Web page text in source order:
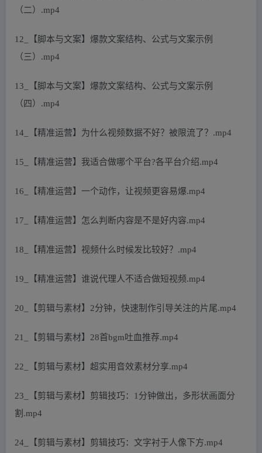
（二）.mp4
12_【脚本与文案】爆款文案结构、公式与文案示例
（三）.mp4
13_【脚本与文案】爆款文案结构、公式与文案示例
（四）.mp4
14_【精准运营】为什么视频数据不好？被限流了？.mp4
15_【精准运营】我适合做哪个平台?各平台介绍.mp4
16_【精准运营】一个动作，让视频更容易爆.mp4
17_【精准运营】怎么判断内容是不是好内容.mp4
18_【精准运营】视频什么时候发比较好？.mp4
19_【精准运营】谁说代理人不适合做短视频.mp4
20_【剪辑与素材】2分钟，快速制作引导关注的片尾.mp4
21_【剪辑与素材】28首bgm吐血推荐.mp4
22_【剪辑与素材】超实用音效素材分享.mp4
23_【剪辑与素材】剪辑技巧：1分钟做出，多形状画面分
割.mp4
24_【剪辑与素材】剪辑技巧：文字衬于人像下方.mp4